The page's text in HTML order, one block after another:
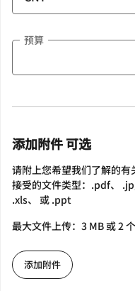
预算
添加附件 可选
请附上您希望我们了解的
接受的文件类型：.pdf、
.xls、 或 .ppt
最大文件上传：3 MB 或 2
添加附件